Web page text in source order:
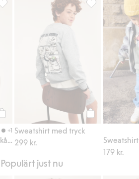
+1
Sweatshirt i bomullstrikå med 3D-
Köp
Sweatshirt med tryck
299 kr.
Sweatshirt
179 kr.
Populärt just nu